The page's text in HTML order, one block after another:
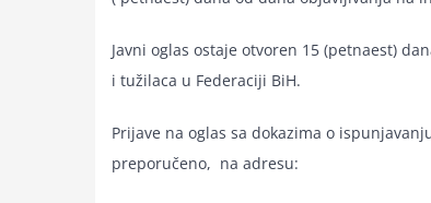
Javni oglas ostaje otvoren 15 (petnaest)
i tužilaca u Federaciji BiH.
Prijave na oglas sa dokazima o
preporučeno, na adresu: